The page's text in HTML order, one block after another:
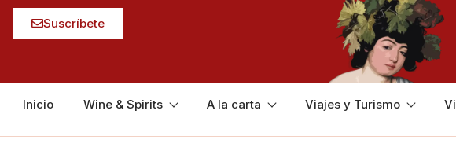
Suscríbete
Inicio Wine & Spirits A la carta Viajes y Turismo